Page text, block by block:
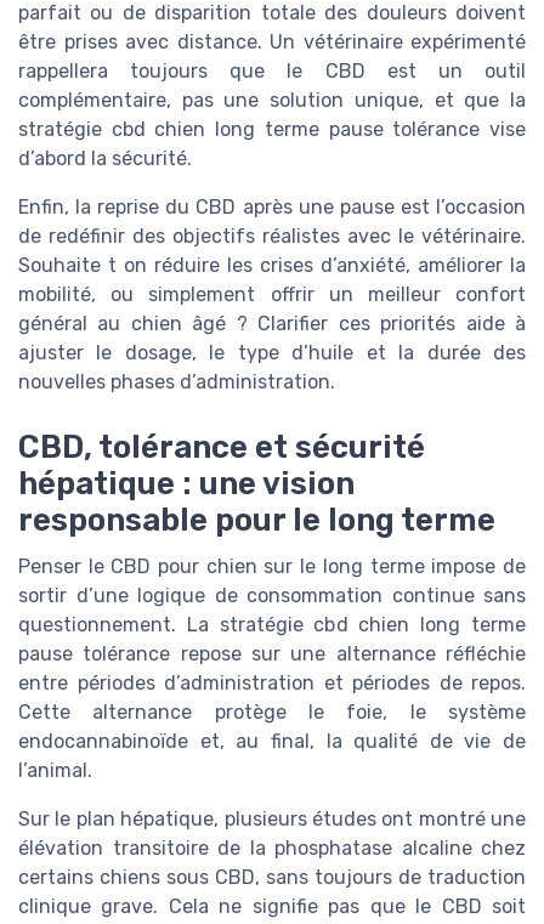
parfait ou de disparition totale des douleurs doivent
être prises avec distance. Un vétérinaire expérimenté
rappellera toujours que le CBD est un outil
complémentaire, pas une solution unique, et que la
stratégie cbd chien long terme pause tolérance vise
d’abord la sécurité.
Enfin, la reprise du CBD après une pause est l’occasion
de redéfinir des objectifs réalistes avec le vétérinaire.
Souhaite t on réduire les crises d’anxiété, améliorer la
mobilité, ou simplement offrir un meilleur confort
général au chien âgé ? Clarifier ces priorités aide à
ajuster le dosage, le type d’huile et la durée des
nouvelles phases d’administration.
CBD, tolérance et sécurité
hépatique : une vision
responsable pour le long terme
Penser le CBD pour chien sur le long terme impose de
sortir d’une logique de consommation continue sans
questionnement. La stratégie cbd chien long terme
pause tolérance repose sur une alternance réfléchie
entre périodes d’administration et périodes de repos.
Cette alternance protège le foie, le système
endocannabinoïde et, au final, la qualité de vie de
l’animal.
Sur le plan hépatique, plusieurs études ont montré une
élévation transitoire de la phosphatase alcaline chez
certains chiens sous CBD, sans toujours de traduction
clinique grave. Cela ne signifie pas que le CBD soit